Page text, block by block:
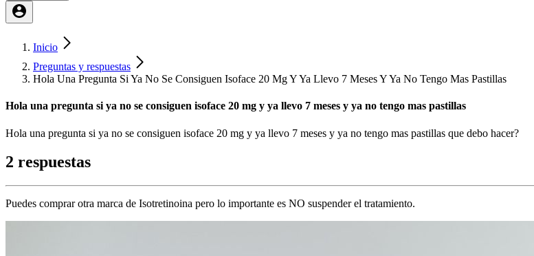
Inicio
Preguntas y respuestas
Hola Una Pregunta Si Ya No Se Consiguen Isoface 20 Mg Y Ya Llevo 7 Meses Y Ya No Tengo Mas Pastillas
Hola una pregunta si ya no se consiguen isoface 20 mg y ya llevo 7 meses y ya no tengo mas pastillas
Hola una pregunta si ya no se consiguen isoface 20 mg y ya llevo 7 meses y ya no tengo mas pastillas que debo hacer?
2 respuestas
Puedes comprar otra marca de Isotretinoina pero lo importante es NO suspender el tratamiento.